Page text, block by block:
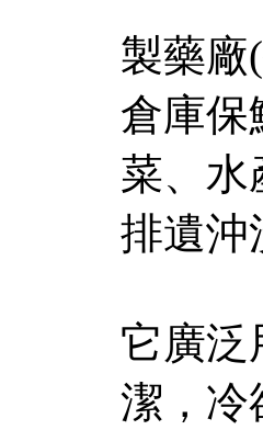
製藥廠
倉庫保
菜、水
排遺沖
它廣泛
潔，冷